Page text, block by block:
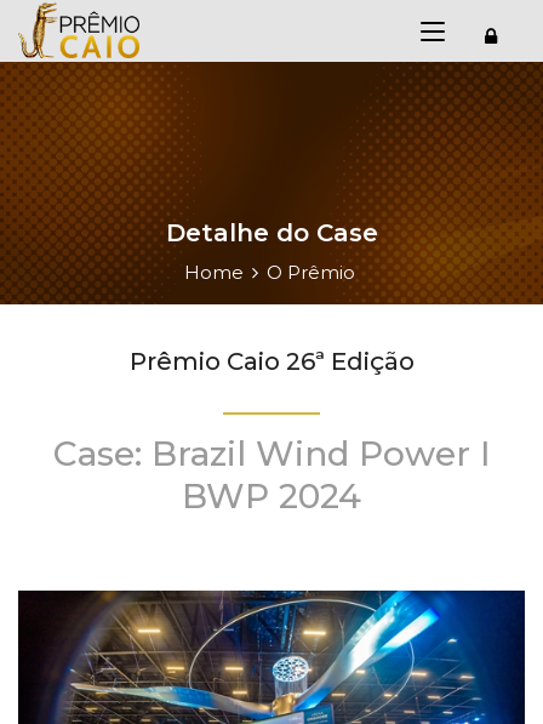
Detalhe do Case
Home O Prêmio
Prêmio Caio 26ª Edição
Case: Brazil Wind Power I
BWP 2024